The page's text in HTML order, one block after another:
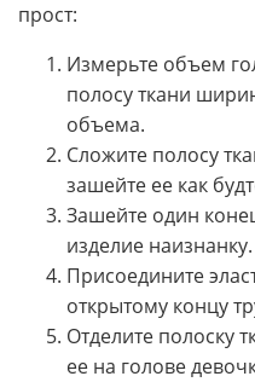
прост:
Измерьте объем
полосу ткани
объема.
Сложите полосу
зашейте ее как
Зашейте один
изделие наизнанку.
Присоедините
открытому концу
Отделите полоску
ее на голове